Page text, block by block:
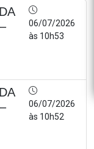
06/07/2026
às 10h53
06/07/2026
às 10h52